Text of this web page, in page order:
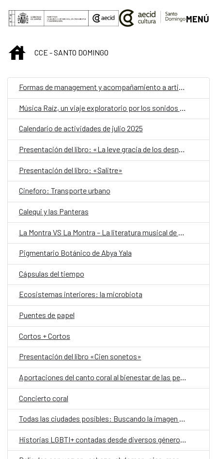
Saltar al contenido principal
MENÚ
INICIOCCE - SANTO DOMINGO
Formas de management y acompañamiento a artistas. ¿Cómo construir el relato?
Música Raíz, un viaje exploratorio por los sonidos ancestrales
Calendario de actividades de julio 2025
Presentación del libro: «La leve gracia de los desnudos»
Presentación del libro: «Salitre»
Cineforo: Transporte urbano
Calequi y las Panteras
Pigmentario Botánico de Abya Yala
Cápsulas del tiempo
Ecosistemas interiores: la microbiota
Puentes de papel
Cortos + Cortos
Presentación del libro «Cien sonetos»
Aportaciones del canto coral al bienestar de las personas
Concierto coral
Todas las ciudades posibles: Buscando la imagen de Santo Domingo
Historias LGBTI+ contadas desde diversos géneros literarios